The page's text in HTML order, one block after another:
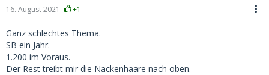
16. August 2021 +1
Ganz schlechtes Thema.
SB ein Jahr.
1.200 im Voraus.
Der Rest treibt mir die Nackenhaare nach oben.